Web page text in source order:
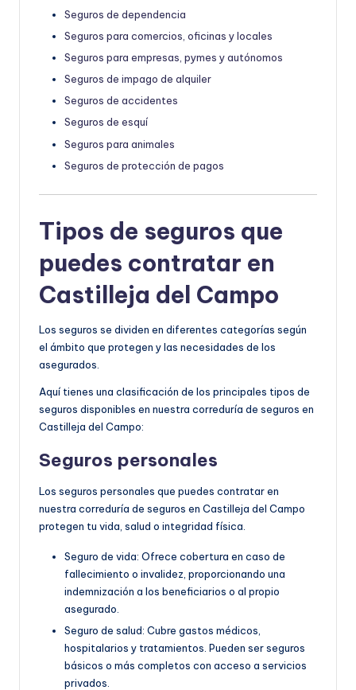
Seguros de dependencia
Seguros para comercios, oficinas y locales
Seguros para empresas, pymes y autónomos
Seguros de impago de alquiler
Seguros de accidentes
Seguros de esquí
Seguros para animales
Seguros de protección de pagos
Tipos de seguros que
puedes contratar en
Castilleja del Campo
Los seguros se dividen en diferentes categorías según
el ámbito que protegen y las necesidades de los
asegurados.
Aquí tienes una clasificación de los principales tipos de
seguros disponibles en nuestra correduría de seguros en
Castilleja del Campo:
Seguros personales
Los seguros personales que puedes contratar en
nuestra correduría de seguros en Castilleja del Campo
protegen tu vida, salud o integridad física.
Seguro de vida: Ofrece cobertura en caso de
fallecimiento o invalidez, proporcionando una
indemnización a los beneficiarios o al propio
asegurado.
Seguro de salud: Cubre gastos médicos,
hospitalarios y tratamientos. Pueden ser seguros
básicos o más completos con acceso a servicios
privados.